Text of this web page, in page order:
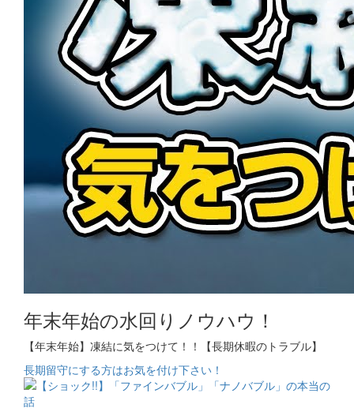
年末年始の水回りノウハウ！
【年末年始】凍結に気をつけて！！【長期休暇のトラブル】
長期留守にする方はお気を付け下さい！